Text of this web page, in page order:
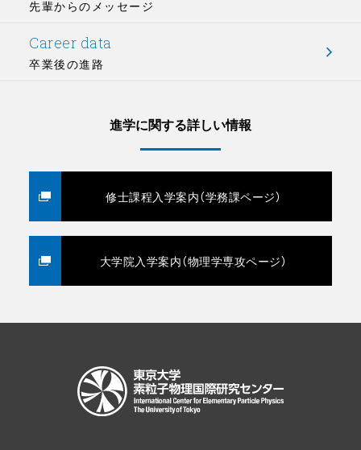
先輩からのメッセージ
Career data
卒業後の進路
進学に関する詳しい情報
修士課程入学案内（学務課ページ）
大学院入学案内（物理学専攻ページ）